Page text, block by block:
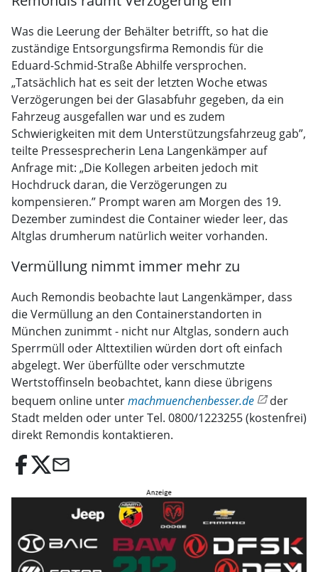
Was die Leerung der Behälter betrifft, so hat die
zuständige Entsorgungsfirma Remondis für die
Eduard-Schmid-Straße Abhilfe versprochen.
„Tatsächlich hat es seit der letzten Woche etwas
Verzögerungen bei der Glasabfuhr gegeben, da ein
Fahrzeug ausgefallen war und es zudem
Schwierigkeiten mit dem Unterstützungsfahrzeug gab”,
teilte Pressesprecherin Lena Langenkämper auf
Anfrage mit: „Die Kollegen arbeiten jedoch mit
Hochdruck daran, die Verzögerungen zu
kompensieren.” Prompt waren am Morgen des 19.
Dezember zumindest die Container wieder leer, das
Altglas drumherum natürlich weiter vorhanden.
Vermüllung nimmt immer mehr zu
Auch Remondis beobachte laut Langenkämper, dass
die Vermüllung an den Containerstandorten in
München zunimmt - nicht nur Altglas, sondern auch
Sperrmüll oder Alttextilien würden dort oft einfach
abgelegt. Wer überfüllte oder verschmutzte
Wertstoffinseln beobachtet, kann diese übrigens
bequem online untermachmuenchenbesser.de
der
Stadt melden oder unter Tel. 0800/1223255 (kostenfrei)
direkt Remondis kontaktieren.
email